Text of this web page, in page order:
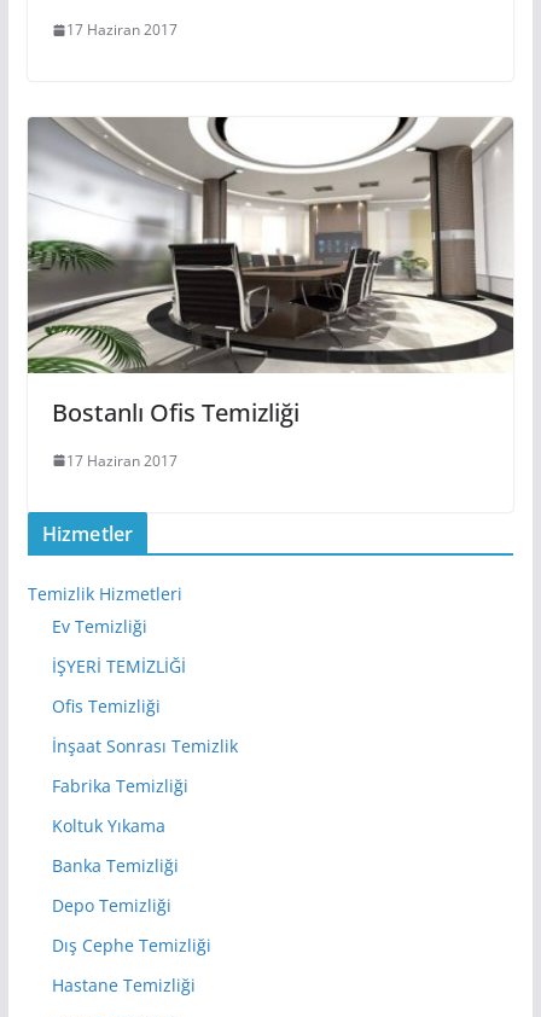
17 Haziran 2017
Bostanlı Ofis Temizliği
17 Haziran 2017
Hizmetler
Temizlik Hizmetleri
Ev Temizliği
İŞYERİ TEMİZLİĞİ
Ofis Temizliği
İnşaat Sonrası Temizlik
Fabrika Temizliği
Koltuk Yıkama
Banka Temizliği
Depo Temizliği
Dış Cephe Temizliği
Hastane Temizliği